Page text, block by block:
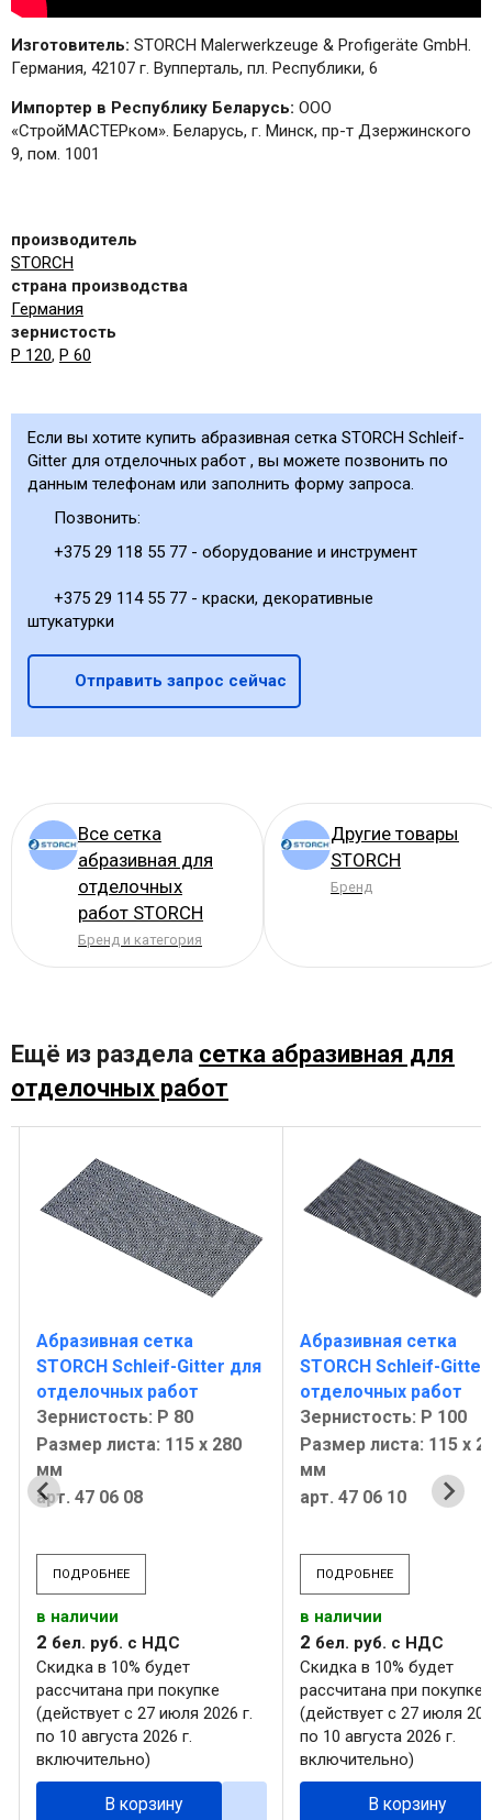
Изготовитель: STORCH Malerwerkzeuge & Profigeräte GmbH.
Германия, 42107 г. Вупперталь, пл. Республики, 6
Импортер в Республику Беларусь: ООО
«СтройМАСТЕРком». Беларусь, г. Минск, пр-т Дзержинского
9, пом. 1001
производитель
STORCH
страна производства
Германия
зернистость
Р 120, Р 60
Если вы хотите купить абразивная сетка STORCH Schleif-
Gitter для отделочных работ , вы можете позвонить по
данным телефонам или заполнить форму запроса.
Позвонить:
+375 29 118 55 77 - оборудование и инструмент
+375 29 114 55 77 - краски, декоративные
штукатурки
Отправить запрос сейчас
Все сетка
абразивная для
отделочных
работ STORCH
Бренд и категория
Другие товары
STORCH
Бренд
Ещё из раздела сетка абразивная для
отделочных работ
Абразивная сетка
STORCH Schleif-Gitter для
отделочных работ
Зернистость: Р 80
Размер листа: 115 х 280
мм
арт. 47 06 08
ПОДРОБНЕЕ
в наличии
2 бел. руб. с НДС
Скидка в 10% будет
рассчитана при покупке
(действует с 27 июля 2026 г.
по 10 августа 2026 г.
включительно)
В корзину
Абразивная сетка
STORCH Schleif-
отделочных работ
Зернистость: Р 100
Размер листа: 115 х
мм
арт. 47 06 10
ПОДРОБНЕЕ
в наличии
2 бел. руб. с НДС
Скидка в 10% будет
рассчитана при покупке
(действует с 27 июля
по 10 августа 2026 г.
включительно)
В корзину